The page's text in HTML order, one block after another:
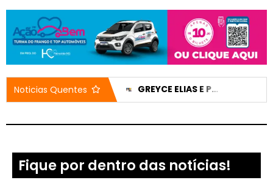
Noticias Quentes CASA DO IDOSO RECEBE DOIS VEÍCULOS NOVOS APÓS EMENDA DE 200 MIL REAIS GREYCE ELIAS E PEDRO LUCAS TÊM CANDIDATURAS REGISTRADAS E NOMES JÁ APARECEM NO DIVULGACAND
Fique por dentro das notícias!